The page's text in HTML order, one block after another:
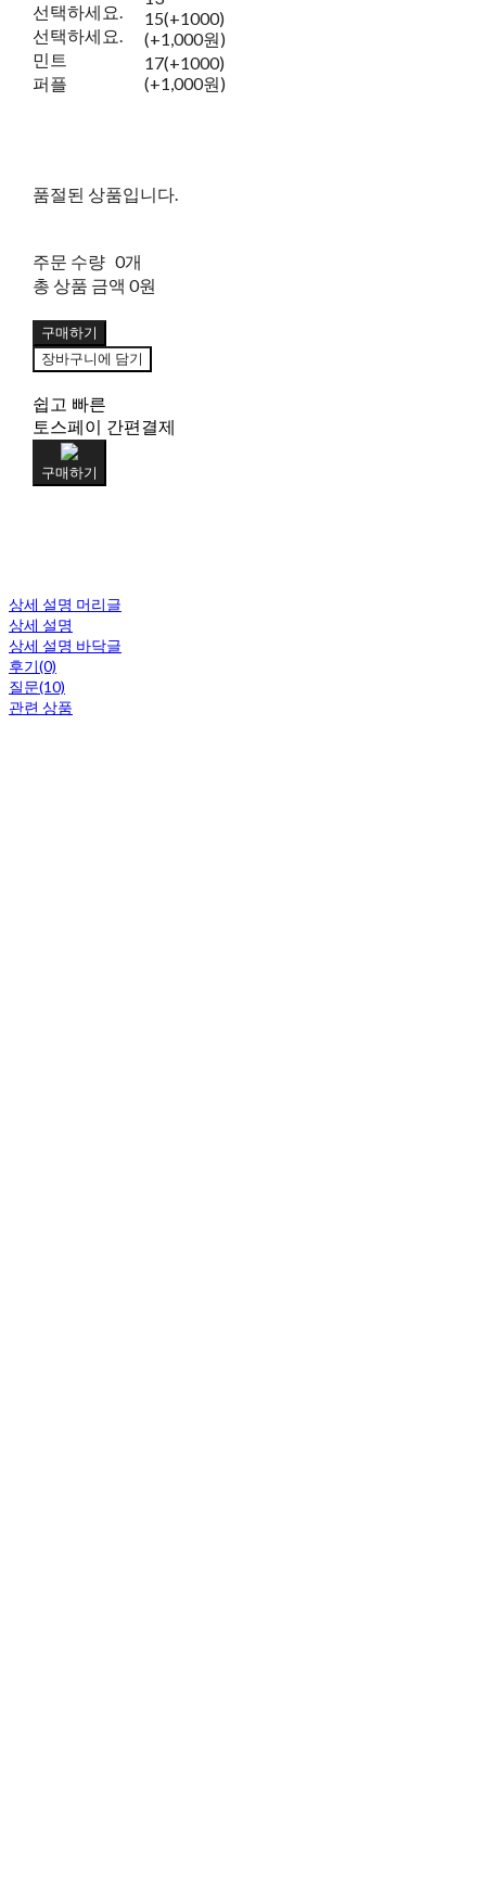
선택하세요.
선택하세요.
민트
퍼플
15(+1000)
(+1,000원)
17(+1000)
(+1,000원)
품절된 상품입니다.
주문 수량 0개
총 상품 금액 0원
구매하기
장바구니에 담기
쉽고 빠른
토스페이 간편결제
구매하기
상세 설명 머리글
상세 설명
상세 설명 바닥글
후기(0)
질문(10)
관련 상품